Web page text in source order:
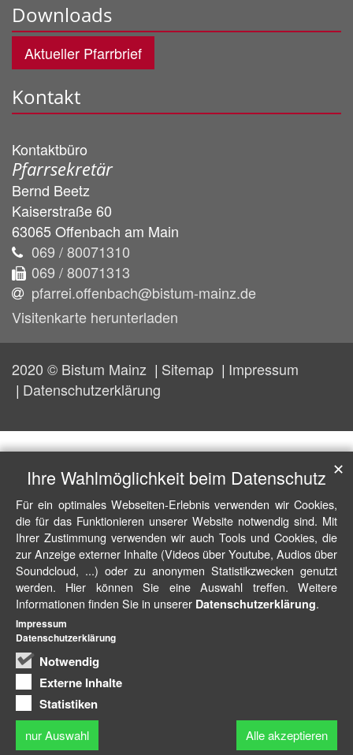
Downloads
Aktueller Pfarrbrief
Kontakt
Kontaktbüro
Pfarrsekretär
Bernd Beetz
Kaiserstraße 60
63065Offenbach am Main
069 / 80071310
069 / 80071313
pfarrei.offenbach@bistum-mainz.de
Visitenkarte herunterladen
2020 © Bistum Mainz Sitemap
Impressum
Datenschutzerklärung
Ihre Wahlmöglichkeit beim Datenschutz
Für ein optimales Webseiten-Erlebnis verwenden wir Cookies,
die für das Funktionieren unserer Website notwendig sind. Mit
Ihrer Zustimmung verwenden wir auch Tools und Cookies, die
zur Anzeige externer Inhalte (Videos über Youtube, Audios über
Soundcloud, ...) oder zu anonymen Statistikzwecken genutzt
werden. Hier können Sie eine Auswahl treffen. Weitere
Informationen finden Sie in unserer Datenschutzerklärung.
Notwendig
Externe Inhalte
Statistiken
nur Auswahl Alle akzeptieren
✕
Impressum
Datenschutzerklärung